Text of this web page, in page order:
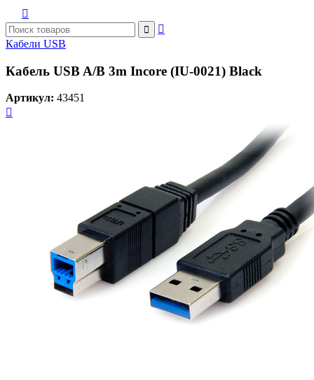



Кабели USB
Кабель USB A/B 3m Incore (IU-0021) Black
Артикул: 43451
